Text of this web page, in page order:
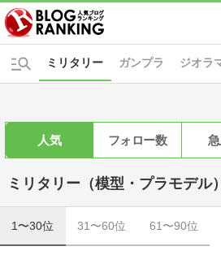
ガンプラ ジオラ
ミリタリー
人気 フォロー数
ミリタリー（模型・プラモデル）
1〜30位 31〜60位 61〜90位